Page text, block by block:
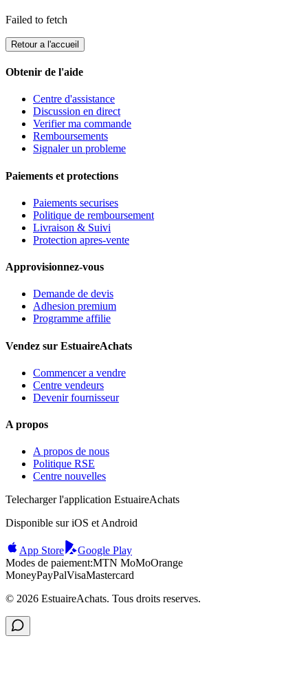
Failed to fetch
Retour a l'accueil
Obtenir de l'aide
Centre d'assistance
Discussion en direct
Verifier ma commande
Remboursements
Signaler un probleme
Paiements et protections
Paiements securises
Politique de remboursement
Livraison & Suivi
Protection apres-vente
Approvisionnez-vous
Demande de devis
Adhesion premium
Programme affilie
Vendez sur EstuaireAchats
Commencer a vendre
Centre vendeurs
Devenir fournisseur
A propos
A propos de nous
Politique RSE
Centre nouvelles
Telecharger l'application EstuaireAchats
Disponible sur iOS et Android
App Store
Google Play
Modes de paiement:MTN MoMoOrange
MoneyPayPalVisaMastercard
© 2026 EstuaireAchats. Tous droits reserves.